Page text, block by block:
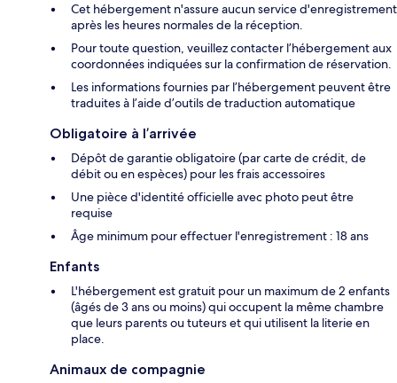
Cet hébergement n'assure aucun service d'enregistrement
après les heures normales de la réception.
Pour toute question, veuillez contacter l’hébergement aux
coordonnées indiquées sur la confirmation de réservation.
Les informations fournies par l’hébergement peuvent être
traduites à l’aide d’outils de traduction automatique
Obligatoire à l’arrivée
Dépôt de garantie obligatoire (par carte de crédit, de
débit ou en espèces) pour les frais accessoires
Une pièce d'identité officielle avec photo peut être
requise
Âge minimum pour effectuer l'enregistrement : 18 ans
Enfants
L'hébergement est gratuit pour un maximum de 2 enfants
(âgés de 3 ans ou moins) qui occupent la même chambre
que leurs parents ou tuteurs et qui utilisent la literie en
place.
Animaux de compagnie